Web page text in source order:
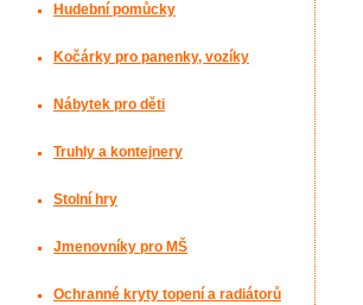
Hudební pomůcky
Kočárky pro panenky, vozíky
Nábytek pro děti
Truhly a kontejnery
Stolní hry
Jmenovníky pro MŠ
Ochranné kryty topení a radiátorů